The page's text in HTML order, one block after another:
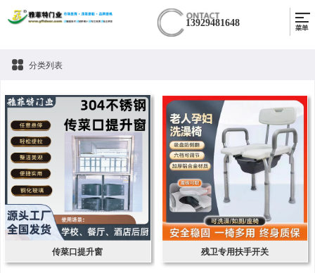
13929481648
分类列表
传菜口提升窗 残卫专用扶手开关